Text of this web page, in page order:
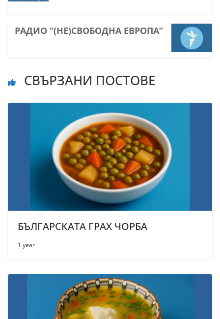
РАДИО “(НЕ)СВОБОДНА ЕВРОПА”
СВЪРЗАНИ ПОСТОВЕ
БЪЛГАРСКАТА ГРАХ ЧОРБА
1 year